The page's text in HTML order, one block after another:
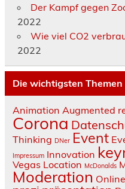
Der Kampf gegen
2022
Wie viel CO2
2022
Die wichtigsten Themen
Animation Augmented
Corona
Thinking DNer Event
Impressum Innovation
Vegas Location McDonalds
Moderation